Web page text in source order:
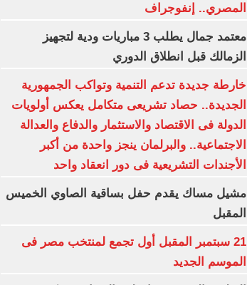
المصري.. إنفوجراف
معتمد جمال يطلب 3 مباريات ودية لتجهيز
الزمالك قبل انطلاق الدوري
خارطة جديدة تدعم التنمية وتواكب الجمهورية
الجديدة.. حصاد تشريعى متكامل يعكس أولويات
الدولة فى الاقتصاد والاستثمار والدفاع والعدالة
الاجتماعية.. والبرلمان ينجز واحدة من أكبر
الأجندات التشريعية فى دور انعقاد واحد
مشيل مساك يقدم حفل بساقية الصاوي الخميس
المقبل
21 سبتمبر المقبل أول تجمع لمنتخب مصر فى
الموسم الجديد